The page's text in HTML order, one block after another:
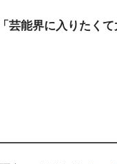
芸能界に入りたくて